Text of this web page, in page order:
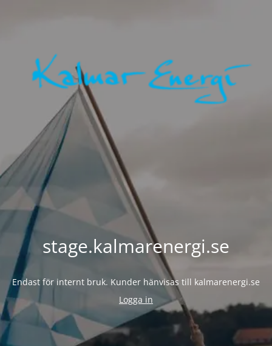
stage.kalmarenergi.se
Endast för internt bruk. Kunder hänvisas till kalmarenergi.se
Logga in